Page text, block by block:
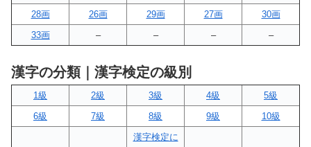
28画
26画 29画 27画
30画
33画
– – – –
漢字の分類｜漢字検定の級別
1級 2級 3級 4級
5級
6級
7級 8級 9級 10級
漢字検定に